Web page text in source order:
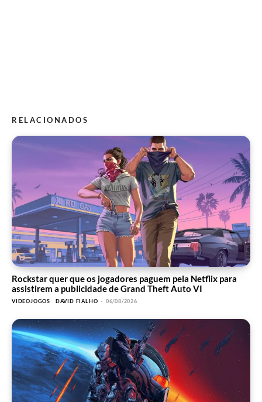
RELACIONADOS
Rockstar quer que os jogadores paguem pela Netflix para
assistirem a publicidade de Grand Theft Auto VI
VIDEOJOGOS DAVID FIALHO - 06/08/2026